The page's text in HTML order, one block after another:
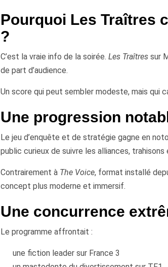
Pourquoi Les Traîtres
?
C’est la vraie info de la soirée. Les Traîtressur
de part d’audience.
Un score qui peut sembler modeste, mais qui
Une progression
Le jeu d’enquête et de stratégie gagne en
public curieux de suivre les alliances,
Contrairement à The Voice, format installé
concept plus moderne et immersif.
Une concurrence
Le programme affrontait :
une fiction leader sur France 3